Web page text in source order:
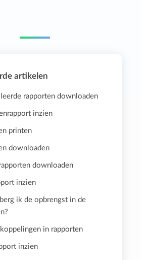
artikelen
rapporten downloaden
inzien
printen
downloaden
downloaden
inzien
ik de opbrengst in de
in rapporten
inzien